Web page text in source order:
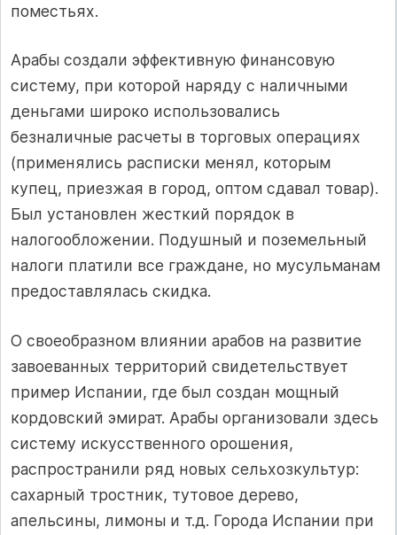
поместьях.
Арабы создали эффективную финансовую
систему, при которой наряду с наличными
деньгами широко использовались
безналичные расчеты в торговых операциях
(применялись расписки менял, которым
купец, приезжая в город, оптом сдавал товар).
Был установлен жесткий порядок в
налогообложении. Подушный и поземельный
налоги платили все граждане, но мусульманам
предоставлялась скидка.
О своеобразном влиянии арабов на развитие
завоеванных территорий свидетельствует
пример Испании, где был создан мощный
кордовский эмират. Арабы организовали здесь
систему искусственного орошения,
распространили ряд новых сельхозкультур:
сахарный тростник, тутовое дерево,
апельсины, лимоны и т.д. Города Испании при